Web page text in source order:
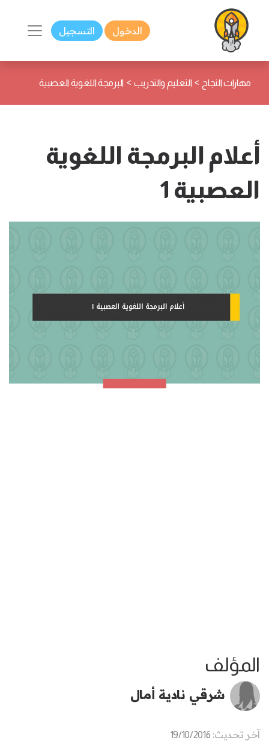
الدخول التسجيل
مهارات النجاح > التعليم والتدريب > البرمجة اللغوية العصبية
أعلام البرمجة اللغوية
العصبية 1
المؤلف
شرقي نادية أمال
آخر تحديث: 19/10/2016